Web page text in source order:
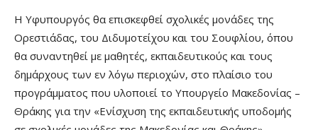
Η Υφυπουργός θα επισκεφθεί σχολικές μονάδες της
Ορεστιάδας, του Διδυμοτείχου και του Σουφλίου, όπου
θα συναντηθεί με μαθητές, εκπαιδευτικούς και τους
δημάρχους των εν λόγω περιοχών, στο πλαίσιο του
προγράμματος που υλοποιεί το Υπουργείο Μακεδονίας –
Θράκης για την «Ενίσχυση της εκπαιδευτικής υποδομής